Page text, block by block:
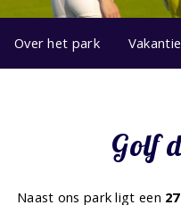
Over het park
Golf
Naast ons park ligt een